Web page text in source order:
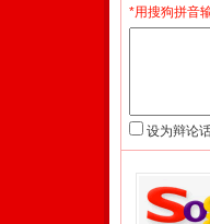
*用搜狗拼音
设为辩论